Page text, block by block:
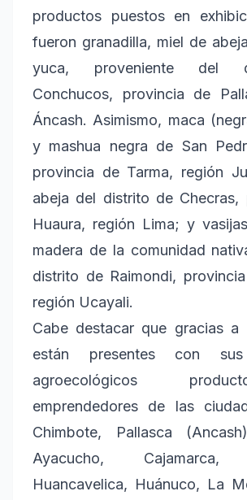
productos puestos en
fueron granadilla, miel de
yuca, proveniente del
Conchucos, provincia de
Áncash. Asimismo, maca
y mashua negra de San
provincia de Tarma, región
abeja del distrito de Checras,
Huaura, región Lima; y
madera de la comunidad
distrito de Raimondi,
región Ucayali.
Cabe destacar que gracias a
están presentes con sus
agroecológicos
emprendedores de las
Chimbote, Pallasca
Ayacucho, Cajamarca,
Huancavelica, Huánuco, La